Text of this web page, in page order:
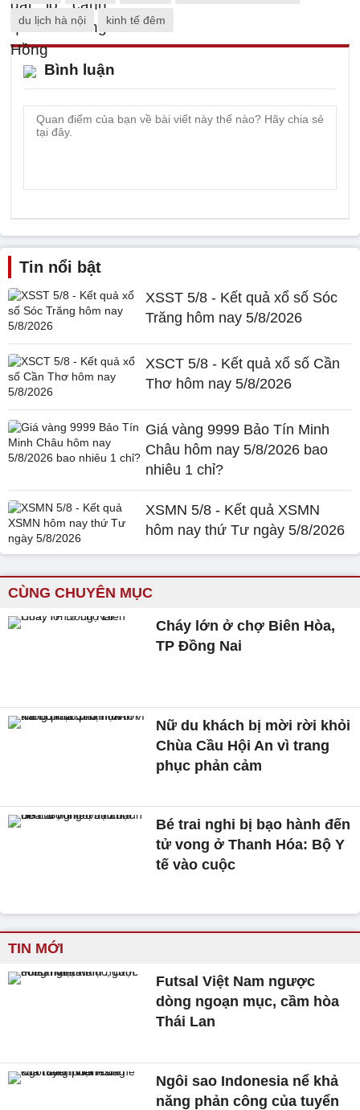
du lịch hà nội kinh tế đêm
Bình luận
Tin nổi bật
XSST 5/8 - Kết quả xổ số Sóc
Trăng hôm nay 5/8/2026
XSCT 5/8 - Kết quả xổ số Cần
Thơ hôm nay 5/8/2026
Giá vàng 9999 Bảo Tín Minh
Châu hôm nay 5/8/2026 bao
nhiêu 1 chỉ?
XSMN 5/8 - Kết quả XSMN
hôm nay thứ Tư ngày 5/8/2026
CÙNG CHUYÊN MỤC
Cháy lớn ở chợ Biên Hòa,
TP Đồng Nai
Nữ du khách bị mời rời khỏi
Chùa Cầu Hội An vì trang
phục phản cảm
Bé trai nghi bị bạo hành đến
tử vong ở Thanh Hóa: Bộ Y
tế vào cuộc
TIN MỚI
Futsal Việt Nam ngược
dòng ngoạn mục, cầm hòa
Thái Lan
Ngôi sao Indonesia nể khả
năng phản công của tuyển